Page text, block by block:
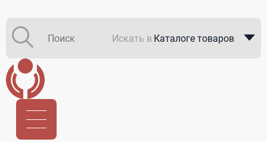
Искать в Каталоге товаров